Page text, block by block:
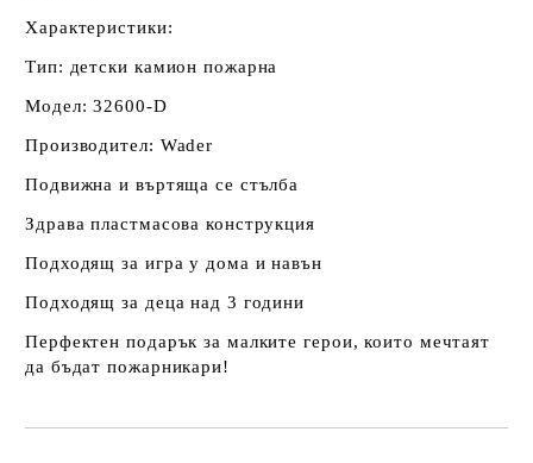
Характеристики:
Тип: детски камион пожарна
Модел: 32600-D
Производител: Wader
Подвижна и въртяща се стълба
Здрава пластмасова конструкция
Подходящ за игра у дома и навън
Подходящ за деца над 3 години
Перфектен подарък за малките герои, които мечтаят
да бъдат пожарникари!